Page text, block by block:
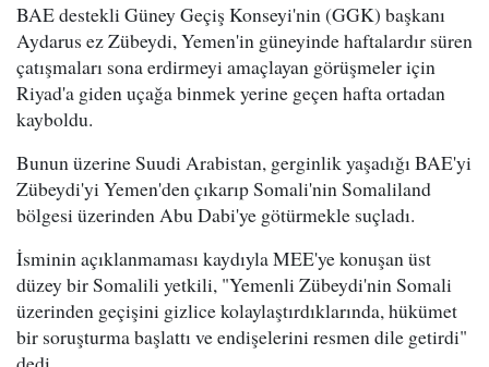
BAE destekli Güney Geçiş Konseyi'nin (GGK) başkanı
Aydarus ez Zübeydi, Yemen'in güneyinde haftalardır süren
çatışmaları sona erdirmeyi amaçlayan görüşmeler için
Riyad'a giden uçağa binmek yerine geçen hafta ortadan
kayboldu.
Bunun üzerine Suudi Arabistan, gerginlik yaşadığı BAE'yi
Zübeydi'yi Yemen'den çıkarıp Somali'nin Somaliland
bölgesi üzerinden Abu Dabi'ye götürmekle suçladı.
İsminin açıklanmaması kaydıyla MEE'ye konuşan üst
düzey bir Somalili yetkili, "Yemenli Zübeydi'nin Somali
üzerinden geçişini gizlice kolaylaştırdıklarında, hükümet
bir soruşturma başlattı ve endişelerini resmen dile getirdi"